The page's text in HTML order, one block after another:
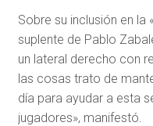
Sobre su inclusión en la
suplente de Pablo
un lateral derecho con
las cosas trato de
día para ayudar a esta
jugadores», manifestó.